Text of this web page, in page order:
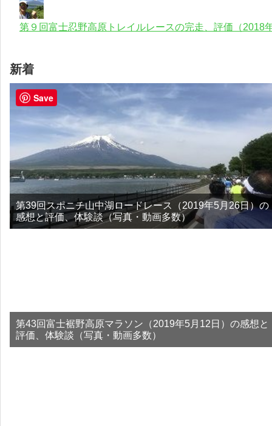
第９回富士忍野高原トレイルレースの完走、評価（2018
新着
第39回スポニチ山中湖ロードレース（2019年5月26日）の
感想と評価、体験談（写真・動画多数）
第43回富士裾野高原マラソン（2019年5月12日）の感想と
評価、体験談（写真・動画多数）
Save